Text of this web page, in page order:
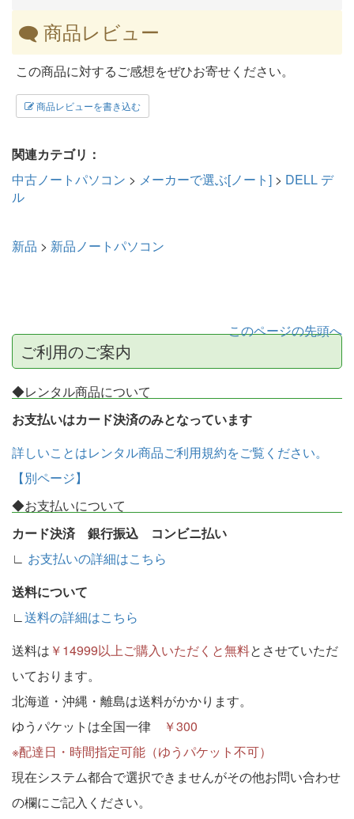
商品レビュー
この商品に対するご感想をぜひお寄せください。
商品レビューを書き込む
関連カテゴリ：
中古ノートパソコン > メーカーで選ぶ[ノート] > DELL デ
ル
新品 > 新品ノートパソコン
このページの先頭へ
ご利用のご案内
◆レンタル商品について
お支払いはカード決済のみとなっています
詳しいことはレンタル商品ご利用規約をご覧ください。
【別ページ】
◆お支払いについて
カード決済 銀行振込 コンビニ払い
∟ お支払いの詳細はこちら
送料について
∟送料の詳細はこちら
送料は ￥14999以上ご購入いただくと無料とさせていただ
いております。
北海道・沖縄・離島は送料がかかります。
ゆうパケットは全国一律
￥300
※配達日・時間指定可能（ゆうパケット不可）
現在システム都合で選択できませんがその他お問い合わせ
の欄にご記入ください。